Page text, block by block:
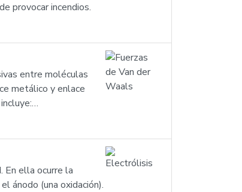
provocar incendios.
entre moléculas
metálico y enlace
ella ocurre la
ánodo (una oxidación).